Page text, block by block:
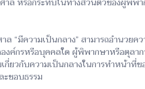
มีความเป็นกลาง” สามารถอำนวย
ค์กรหรือบุคคลใด ผู้พิพากษาหรือตุล
ยวกับความเป็นกลางในการทำหน้า
ะชอบธรรม